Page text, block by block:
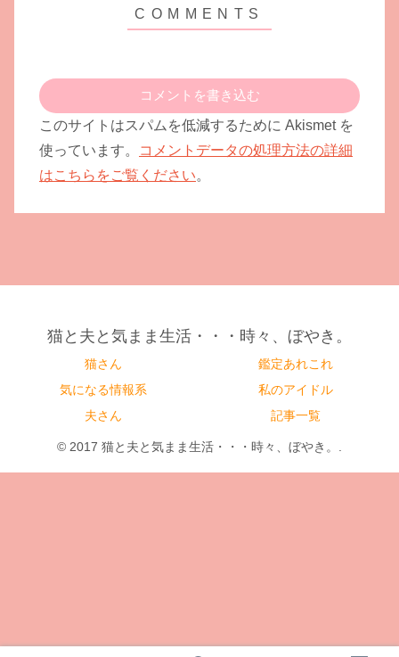
コメントを書き込む
このサイトはスパムを低減するために Akismet を
使っています。
コメントデータの処理方法の詳細
はこちらをご覧ください。
猫と夫と気まま生活・・・時々、ぼやき。
猫さん
鑑定あれこれ
気になる情報系
私のアイドル
夫さん
記事一覧
© 2017 猫と夫と気まま生活・・・時々、ぼやき。.